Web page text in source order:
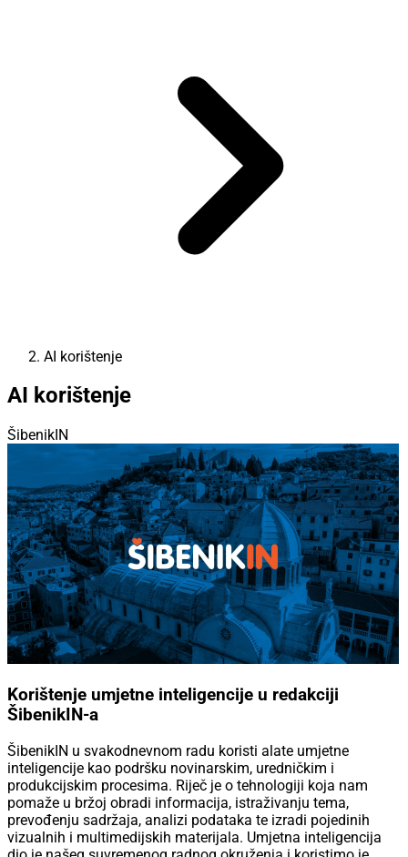
AI korištenje
AI korištenje
ŠibenikIN
Korištenje umjetne inteligencije u redakciji
ŠibenikIN-a
ŠibenikIN u svakodnevnom radu koristi alate umjetne
inteligencije kao podršku novinarskim, uredničkim i
produkcijskim procesima. Riječ je o tehnologiji koja nam
pomaže u bržoj obradi informacija, istraživanju tema,
prevođenju sadržaja, analizi podataka te izradi pojedinih
vizualnih i multimedijskih materijala. Umjetna inteligencija